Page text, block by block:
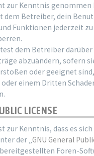
zur Kenntnis genommen
dem Betreiber, dein
Funktionen jederzeit
dem Betreiber darüber
abzuändern, sofern
oder geeignet
einem Dritten
LICENSE
zur Kenntnis, dass es
der „GNU General
bereitgestellten Foren-